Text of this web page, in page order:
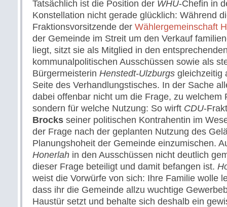
Tatsächlich ist die Position der WHU-Chefin in
Konstellation nicht gerade glücklich: Während
Fraktionsvorsitzende der Wählergemeinschaft
der Gemeinde im Streit um den Verkauf
liegt, sitzt sie als Mitglied in den
kommunalpolitischen Ausschüssen sowie als
Bürgermeisterin Henstedt-Ulzburgs gleichzeitig
Seite des Verhandlungstisches. In der Sache
dabei offenbar nicht um die Frage, zu welchem
sondern für welche Nutzung: So wirft CDU-
Brocks seiner politischen Kontrahentin im
der Frage nach der geplanten Nutzung des
Planungshoheit der Gemeinde einzumischen.
Honerlah in den Ausschüssen nicht deutlich
dieser Frage beteiligt und damit befangen ist.
weist die Vorwürfe von sich: Ihre Familie wolle
dass ihr die Gemeinde allzu wuchtige
Haustür setzt und behalte sich deshalb ein